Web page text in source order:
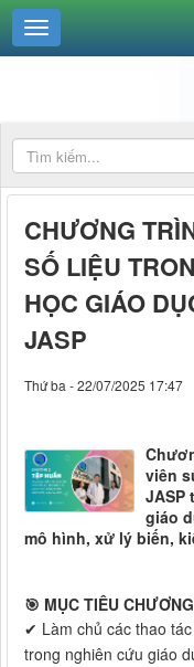
CHƯƠNG
SỐ LIỆU
HỌC GIÁO
JASP
Thứ ba - 22/07/2025 17:47
viên
JASP
giáo
mô hình, xử lý biến,
🎯 MỤC TIÊU
✔ Làm chủ các thao
trong nghiên cứu giáo